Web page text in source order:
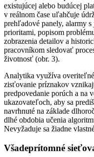
existujúcej alebo budúcej
v reálnom čase uľahčuje
prehľadové panely, alarmy
prioritami, popisom
zobrazenia detailov a
pracovníkom sledovať
životnosť (obr. 3).
Analytika využíva
zisťovanie príznakov
predpovedanie porúch a na
ukazovateľoch, aby sa
navrhnuté na základe
dlhé obdobia učenia
Nevyžaduje sa žiadne
Všadeprítomné